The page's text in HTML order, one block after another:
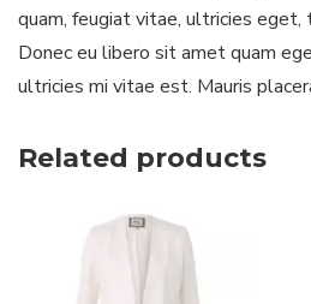
quam, feugiat vitae, ultricies
Donec eu libero sit amet quam
ultricies mi vitae est. Mauris
Related products